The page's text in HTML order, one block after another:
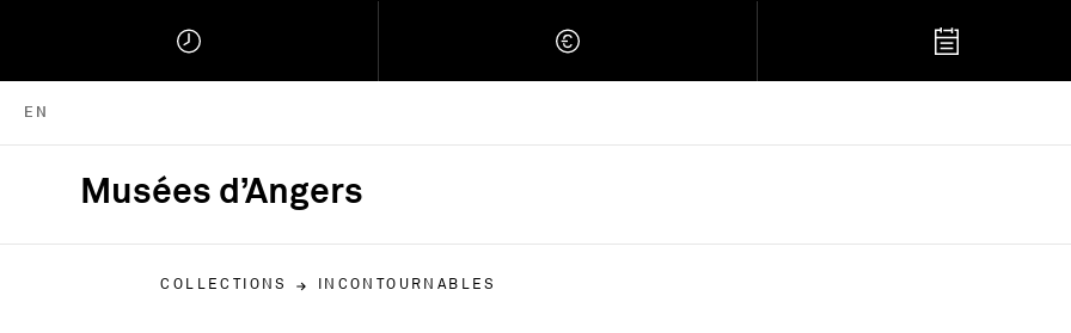
EN
Musées d’Angers
COLLECTIONS INCONTOURNABLES